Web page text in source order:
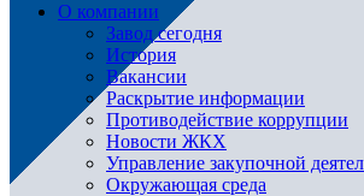
О компании
Завод сегодня
История
Вакансии
Раскрытие информации
Противодействие коррупции
Новости ЖКХ
Управление закупочной
Окружающая среда